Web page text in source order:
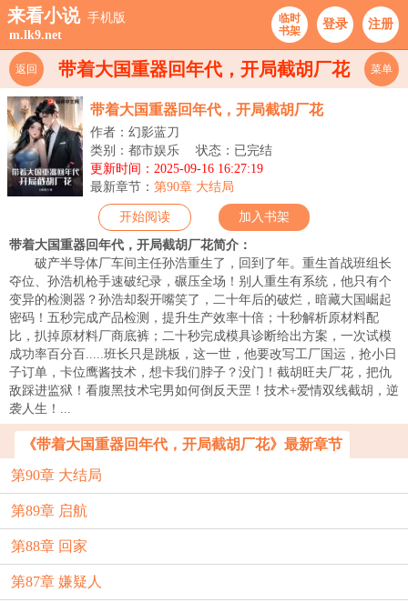
来看小说 手机版
m.lk9.net
临时
书架
登录 注册
带着大国重器回年代，开局截胡厂花
返回 菜单
带着大国重器回年代，开局截胡厂花
作者：幻影蓝刀
类别：都市娱乐
状态：已完结
更新时间：2025-09-16 16:27:19
最新章节： 第90章 大结局
开始阅读 加入书架
带着大国重器回年代，开局截胡厂花简介：
破产半导体厂车间主任孙浩重生了，回到了年。重生首战班组长
夺位、孙浩机枪手速破纪录，碾压全场！别人重生有系统，他只有个
变异的检测器？孙浩却裂开嘴笑了，二十年后的破烂，暗藏大国崛起
密码！五秒完成产品检测，提升生产效率十倍；十秒解析原材料配
比，扒掉原材料厂商底裤；二十秒完成模具诊断给出方案，一次试模
成功率百分百.....班长只是跳板，这一世，他要改写工厂国运，抢小日
子订单，卡位鹰酱技术，想卡我们脖子？没门！截胡旺夫厂花，把仇
敌踩进监狱！看腹黑技术宅男如何倒反天罡！技术+爱情双线截胡，逆
袭人生！...
《带着大国重器回年代，开局截胡厂花》最新章节
第90章 大结局
第89章 启航
第88章 回家
第87章 嫌疑人